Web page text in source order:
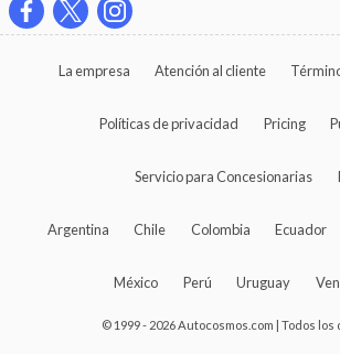
La empresa Atención al cliente
Políticas de privacidad Pricing
Servicio para Concesionarias
Argentina Chile Colombia Ecuador
México Perú Uruguay
© 1999 - 2026 Autocosmos.com | Todos